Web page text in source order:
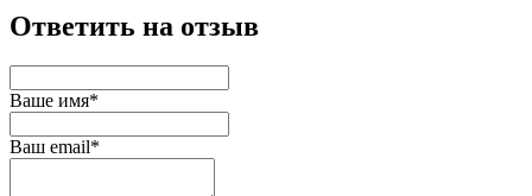
Ответить на отзыв
Ваше имя*
Ваш email*